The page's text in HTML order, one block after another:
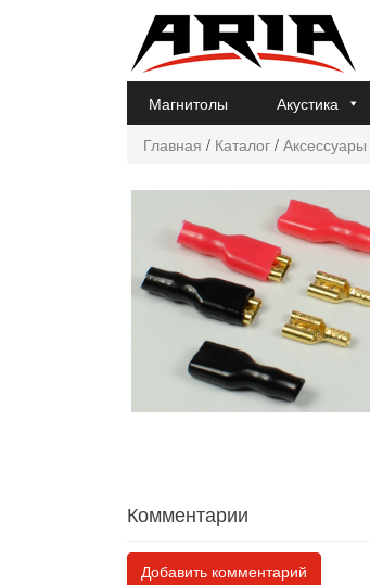
Магнитолы Акустика
Главная / Каталог / Аксессуары
Комментарии
Добавить комментарий